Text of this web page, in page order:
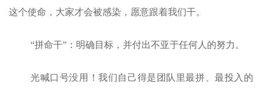
这个使命，大家才会被感染，愿意跟着我们干。
“拼命干”：明确目标，并付出不亚于任何人的努力。
光喊口号没用！我们自己得是团队里最拼、最投入的